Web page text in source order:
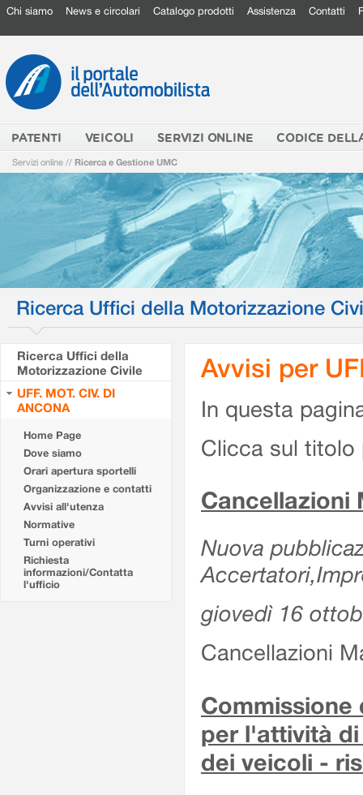
Chi siamo News e circolari Catalogo prodotti Assistenza Contatti
PATENTI VEICOLI SERVIZI ONLINE CODICE
Servizi online // Ricerca e Gestione UMC
Ricerca Uffici della Motorizzazione
Ricerca Uffici della
Motorizzazione Civile
UFF. MOT. CIV. DI
ANCONA
Home Page
Dove siamo
Orari apertura sportelli
Organizzazione e contatti
Avvisi all'utenza
Normative
Turni operativi
Richiesta
informazioni/Contatta
l'ufficio
Avvisi per
In questa
Clicca sul titolo
Cancellazioni
Nuova
giovedì 16
Cancellazioni
per l'attività
dei veicoli -